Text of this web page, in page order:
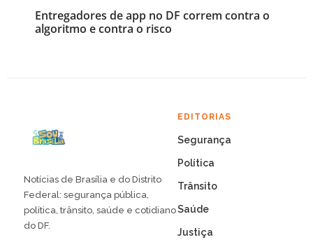
Entregadores de app no DF correm contra o
algoritmo e contra o risco
Notícias de Brasília e do Distrito
Federal: segurança pública,
política, trânsito, saúde e cotidiano
do DF.
EDITORIAS
Segurança
Política
Trânsito
Saúde
Justiça